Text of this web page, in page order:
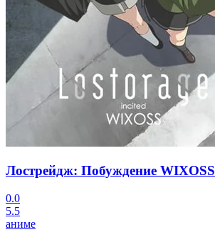
Лострейдж: Побуждение WIXOSS
0.0
5.5
аниме